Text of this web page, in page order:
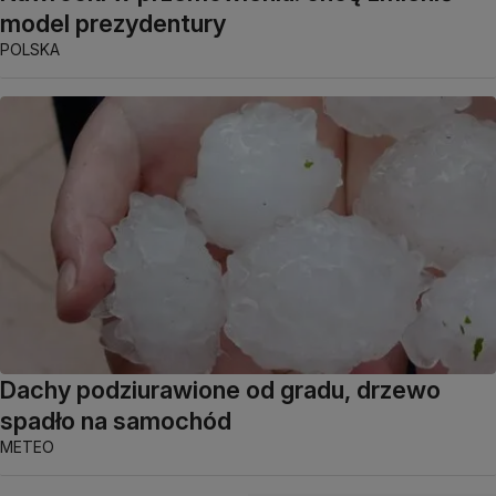
model prezydentury
POLSKA
Dachy podziurawione od gradu, drzewo
spadło na samochód
METEO